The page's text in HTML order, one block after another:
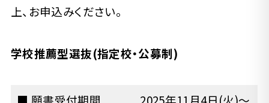
上、お申込みください。
学校推薦型選抜(指定校・公募制)